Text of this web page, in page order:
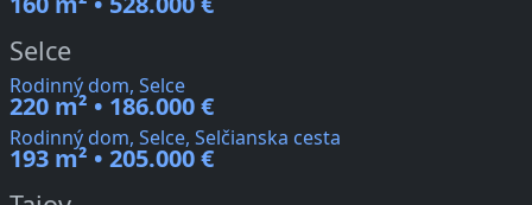
Selce
Rodinný dom, Selce
220 m² • 186.000 €
Rodinný dom, Selce, Selčianska cesta
193 m² • 205.000 €